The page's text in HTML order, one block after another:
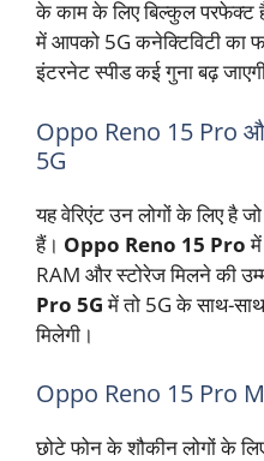
के काम के लिए बिल्कुल परफेक्ट
में आपको 5G कनेक्टिविटी का
इंटरनेट स्पीड कई गुना बढ़
Oppo Reno 15 Pro
5G
यह वेरिएंट उन लोगों के लिए है
हैं। Oppo Reno 15 Proमें
RAM और स्टोरेज मिलने की
Pro 5Gमें तो 5G के साथ-साथ
मिलेगी।
Oppo Reno 15 Pro
छोटे फोन के शौकीन लोगों के